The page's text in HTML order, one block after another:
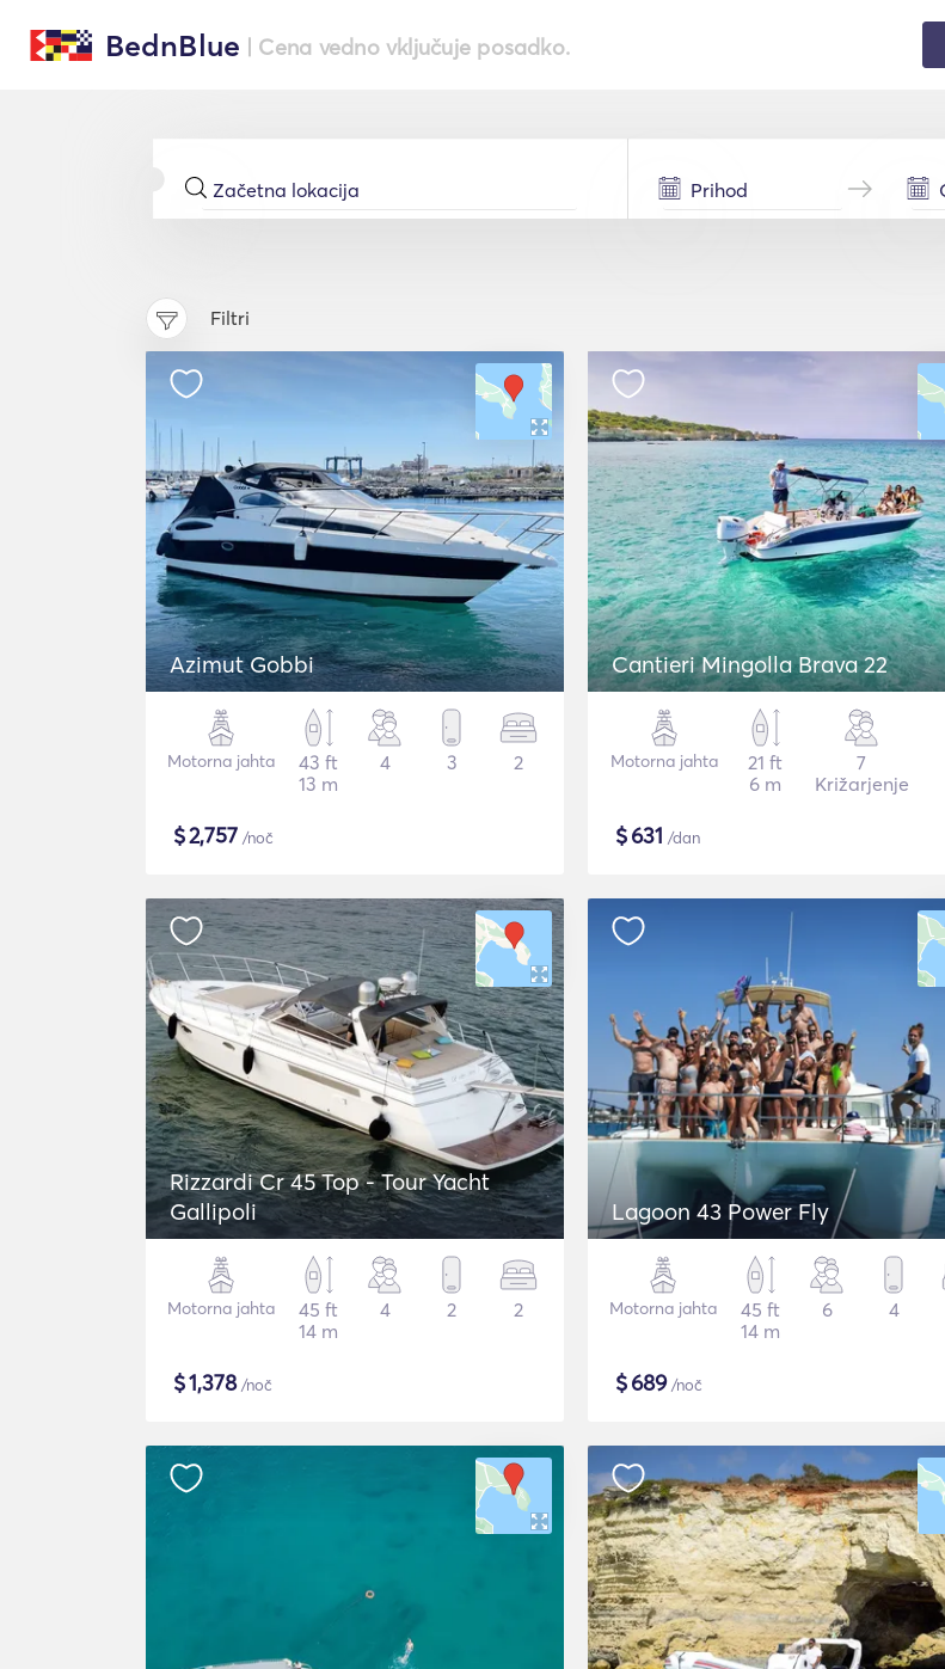
BednBlue | Cena vedno vključuje posadko.
Filtri
Azimut Gobbi
Motorna jahta
43 ft
13 m
4 3 2
$2,757 /noč
Cantieri Mingolla Brava 22
Motorna jahta
21 ft
6 m
7
Križarjenje
$631 /dan
Rizzardi Cr 45 Top - Tour Yacht
Gallipoli
Motorna jahta
45 ft
14 m
4 2 2
$1,378/noč
Lagoon 43 Power Fly
Motorna jahta
45 ft
14 m
6 4
$689/noč